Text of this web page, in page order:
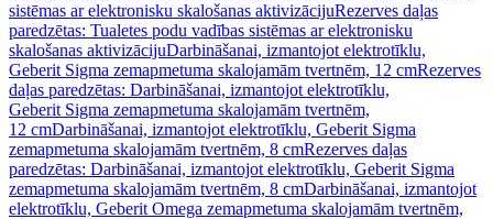
sistēmas ar elektronisku skalošanas aktivizācijuRezerves daļas
paredzētas: Tualetes podu vadības sistēmas ar elektronisku
skalošanas aktivizācijuDarbināšanai, izmantojot elektrotīklu,
Geberit Sigma zemapmetuma skalojamām tvertnēm, 12 cmRezerves
daļas paredzētas: Darbināšanai, izmantojot elektrotīklu,
Geberit Sigma zemapmetuma skalojamām tvertnēm,
12 cmDarbināšanai, izmantojot elektrotīklu, Geberit Sigma
zemapmetuma skalojamām tvertnēm, 8 cmRezerves daļas
paredzētas: Darbināšanai, izmantojot elektrotīklu, Geberit Sigma
zemapmetuma skalojamām tvertnēm, 8 cmDarbināšanai, izmantojot
elektrotīklu, Geberit Omega zemapmetuma skalojamām tvertnēm,